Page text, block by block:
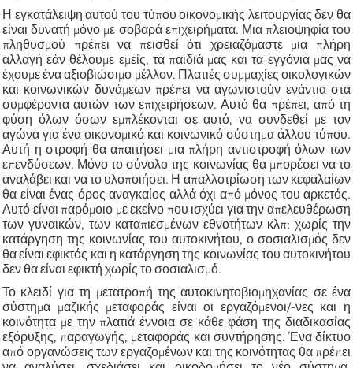
Η εγκατάλειψη αυτού του τύπου οικονομικής λειτουργίας δεν θα
είναι δυνατή μόνο με σοβαρά επιχειρήματα. Μια πλειοψηφία του
πληθυσμού πρέπει να πεισθεί ότι χρειαζόμαστε μια πλήρη
αλλαγή εάν θέλουμε εμείς, τα παιδιά μας και τα εγγόνια μας να
έχουμε ένα αξιοβιώσιμο μέλλον. Πλατιές συμμαχίες οικολογικών
και κοινωνικών δυνάμεων πρέπει να αγωνιστούν ενάντια στα
συμφέροντα αυτών των επιχειρήσεων. Αυτό θα πρέπει, από τη
φύση όλων όσων εμπλέκονται σε αυτό, να συνδεθεί με τον
αγώνα για ένα οικονομικό και κοινωνικό σύστημα άλλου τύπου.
Αυτή η στροφή θα απαιτήσει μια πλήρη αντιστροφή όλων των
επενδύσεων. Μόνο το σύνολο της κοινωνίας θα μπορέσει να το
αναλάβει και να το υλοποιήσει. Η απαλλοτρίωση των κεφαλαίων
θα είναι ένας όρος αναγκαίος αλλά όχι από μόνος του αρκετός.
Αυτό είναι παρόμοιο με εκείνο που ισχύει για την απελευθέρωση
των γυναικών, των καταπιεσμένων εθνοτήτων κλπ: χωρίς την
κατάργηση της κοινωνίας του αυτοκινήτου, ο σοσιαλισμός δεν
θα είναι εφικτός και η κατάργηση της κοινωνίας του αυτοκινήτου
δεν θα είναι εφικτή χωρίς το σοσιαλισμό.
Το κλειδί για τη μετατροπή της αυτοκινητοβιομηχανίας σε ένα
σύστημα μαζικής μεταφοράς είναι οι εργαζόμενοι/-νες και η
κοινότητα με την πλατιά έννοια σε κάθε φάση της διαδικασίας
εξόρυξης, παραγωγής, μεταφοράς και συντήρησης. Ένα δίκτυο
από οργανώσεις των εργαζομένων και της κοινότητας θα πρέπει